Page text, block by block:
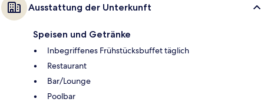
Ausstattung der Unterkunft
Speisen und Getränke
Inbegriffenes Frühstücksbuffet täglich
Restaurant
Bar/Lounge
Poolbar